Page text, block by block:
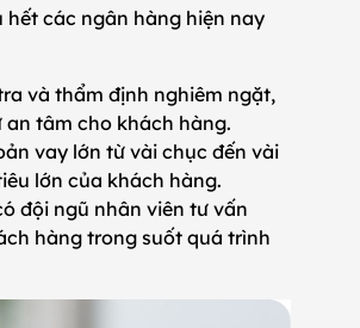
các ngân hàng hiện nay
và thẩm định nghiêm ngặt,
tâm cho khách hàng.
vay lớn từ vài chục đến vài
lớn của khách hàng.
đội ngũ nhân viên tư vấn
hàng trong suốt quá trình